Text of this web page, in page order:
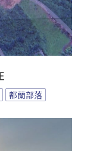
都蘭部落